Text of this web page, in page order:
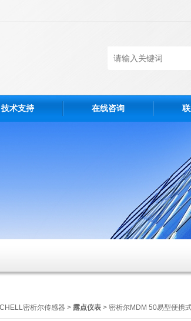
技术支持 在线咨询
密析尔传感器 > 露点仪表 > 密析尔MDM 50易型便携